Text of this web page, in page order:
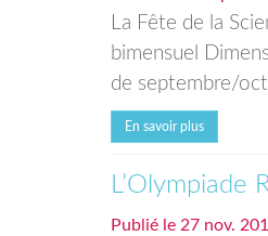
La Fête de la
bimensuel
de septembre/
En savoir plus
L’Olympiade
Publié le 27 nov.